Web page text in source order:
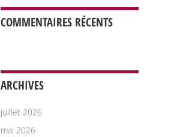
COMMENTAIRES RÉCENTS
ARCHIVES
juillet 2026
mai 2026